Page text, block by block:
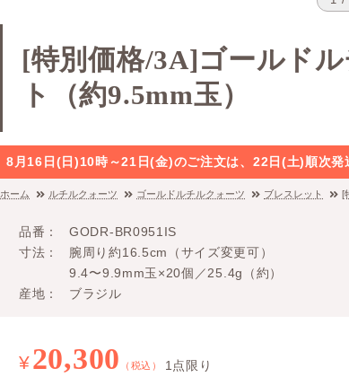
[特別価格/3A]ゴールド
ト（約9.5mm玉）
8月16日(日)10時～21日(金)のご注文は、22日(土)順次発
ホーム ルチルクォーツ ゴールドルチルクォーツ ブレスレット [
品番
GODR-BR0951IS
寸法
腕周り約16.5cm（サイズ変更可）
9.4〜9.9mm玉×20個／25.4g（約）
産地
ブラジル
¥20,300 （税込） 1点限り